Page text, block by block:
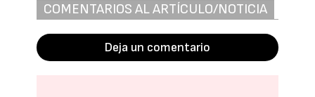
COMENTARIOS AL ARTÍCULO/NOTICIA
Deja un comentario